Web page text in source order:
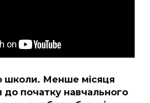
школи. Менше місяця
до початку навчального